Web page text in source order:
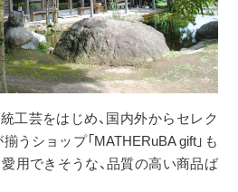
工芸をはじめ、国内外からセレク
うショップ「MATHERuBA gift」も
用できそうな、品質の高い商品ば